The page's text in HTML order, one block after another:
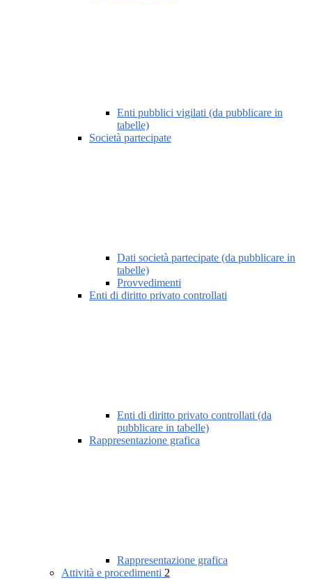
Enti pubblici vigilati (da pubblicare in
tabelle)
Società partecipate
Dati società partecipate (da pubblicare in
tabelle)
Provvedimenti
Enti di diritto privato controllati
Enti di diritto privato controllati (da
pubblicare in tabelle)
Rappresentazione grafica
Rappresentazione grafica
Attività e procedimenti 2